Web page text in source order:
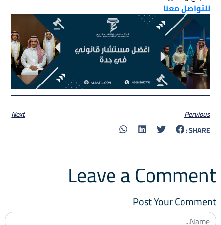
للتواصل معنا
Pervious
Next
SHARE :
Leave a Comment
Post Your Comment